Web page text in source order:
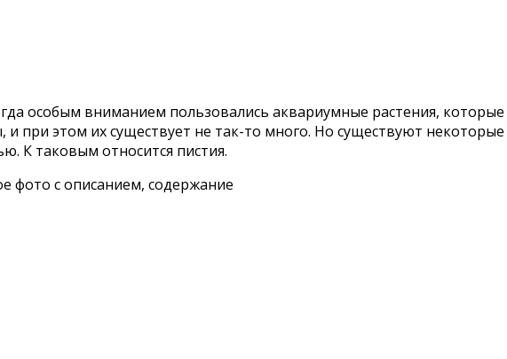
необыкновенное
плавающее
растение
особым вниманием пользовались аквариумные растения,
при этом их существует не так-то много. Но существуют
К таковым относится пистия.